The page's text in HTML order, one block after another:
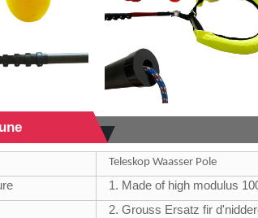
Teleskop Waasser Pole
1. Made of high modulus
2. Grouss Ersatz fir